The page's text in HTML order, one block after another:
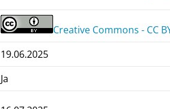
Creative Commons - CC
19.06.2025
Ja